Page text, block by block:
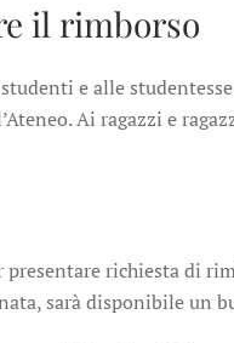
il rimborso
e alle
Ai ragazzi e
richiesta di
sarà disponibile un